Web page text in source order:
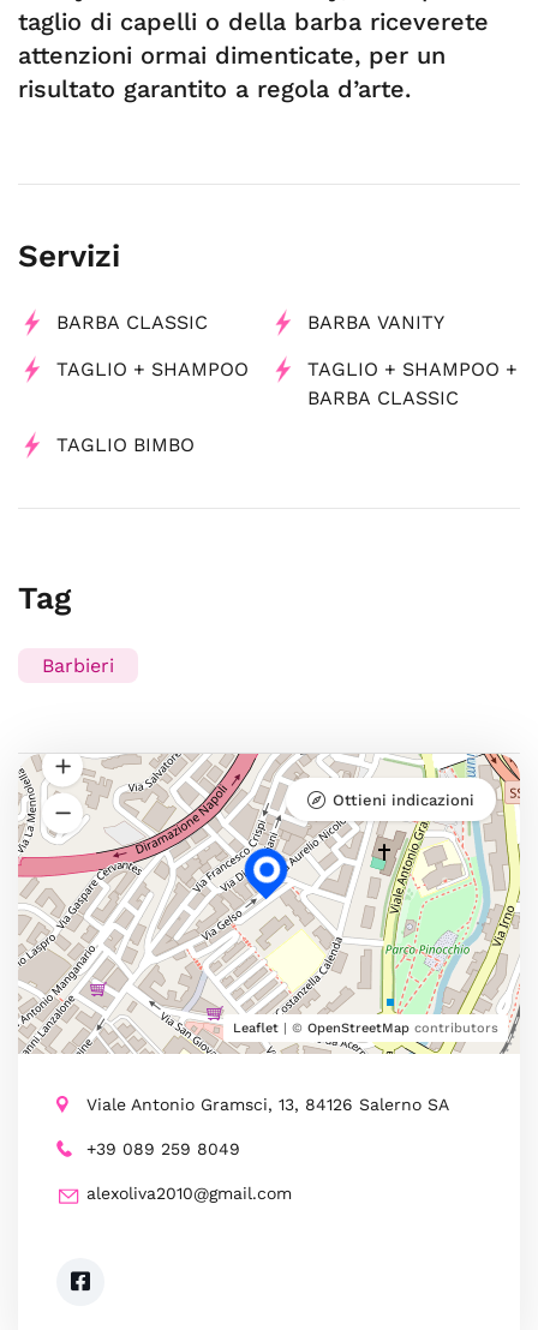
taglio di capelli o della barba riceverete
attenzioni ormai dimenticate, per un
risultato garantito a regola d’arte.
Servizi
BARBA CLASSIC BARBA VANITY
TAGLIO + SHAMPOO
TAGLIO + SHAMPOO +
BARBA CLASSIC
TAGLIO BIMBO
Tag
Barbieri
Leaflet | © OpenStreetMap contributors
Ottieni indicazioni
Viale Antonio Gramsci, 13, 84126 Salerno SA
+39 089 259 8049
alexoliva2010@gmail.com